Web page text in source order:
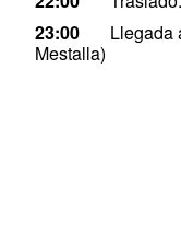
23:00 Llegada a
Mestalla)